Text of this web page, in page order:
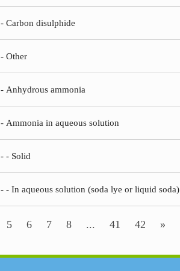
- Carbon disulphide
- Other
- Anhydrous ammonia
- Ammonia in aqueous solution
- - Solid
- - In aqueous solution (soda lye or liquid soda)
5 6 7 8 ... 41 42 »